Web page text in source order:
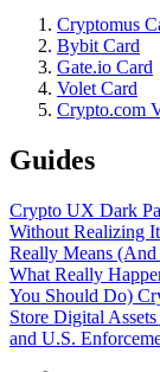
Cryptomus
Bybit Card
Gate.io Card
Volet Card
Crypto.com
Guides
Crypto UX Dark
Without Realizing It
Really Means
What Really
You Should Do)
Store Digital
and U.S.